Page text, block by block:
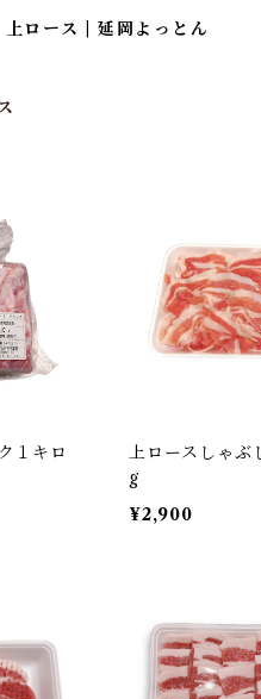
上ロース | 延岡よっとん
１キロ
上ロースしゃぶ
g
¥2,900